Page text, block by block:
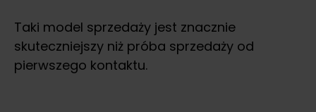
Taki model sprzedaży jest znacznie
skuteczniejszy niż próba sprzedaży od
pierwszego kontaktu.